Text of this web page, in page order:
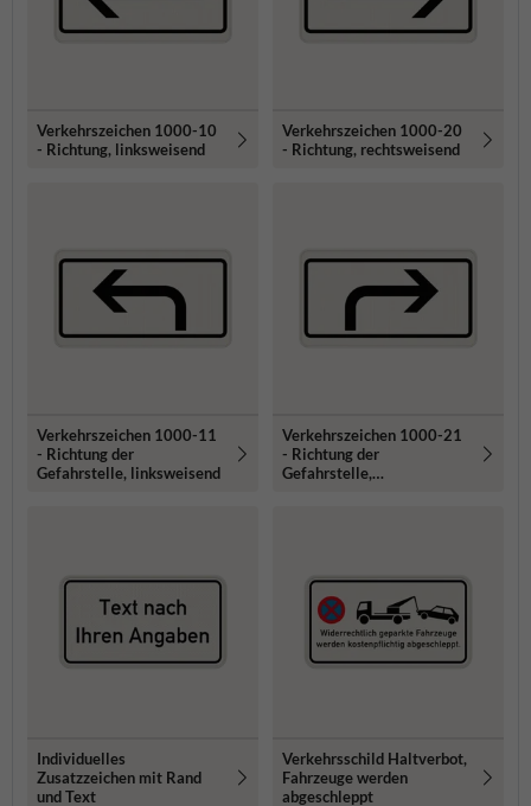
Verkehrszeichen 1000-10
- Richtung, linksweisend
Verkehrszeichen 1000-20
- Richtung, rechtsweisend
Verkehrszeichen 1000-11
- Richtung der
Gefahrstelle, linksweisend
Verkehrszeichen 1000-21
- Richtung der
Gefahrstelle,
Individuelles
Zusatzzeichen mit Rand
und Text
Verkehrsschild Haltverbot,
Fahrzeuge werden
abgeschleppt